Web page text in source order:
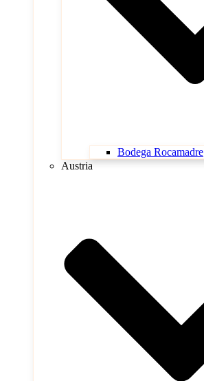
Bodega Rocamadre
Austria